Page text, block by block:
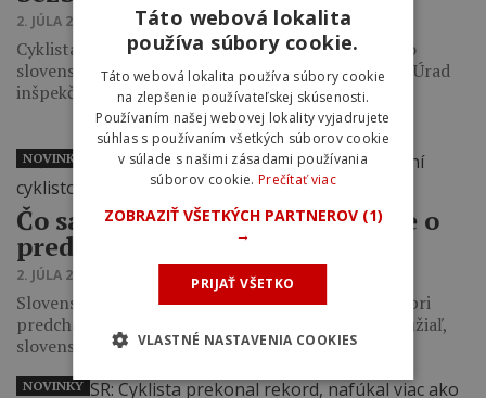
2. JÚLA 2020 17:49
Cyklista sa podelil o svoju nepríjemnú skúsenosť so
slovenskou políciou a o incidente už informoval aj Úrad
inšpekčnej služby ministerstva…
Čo sa píše v slovenskom zákone o
predchádzaní cyklistov?
2. JÚLA 2020 12:00
Slovenská polícia odporúča bezpečnú vzdialenosť pri
predchádzaní cyklistov minimálne 1,5 metra. Bohužiaľ,
slovenský zákon je v tomto ohľade veľmi vágny.
NOVINKY
NOVINKY
Táto webová lokalita
používa súbory cookie.
Táto webová lokalita používa súbory cookie
na zlepšenie používateľskej skúsenosti.
Používaním našej webovej lokality vyjadrujete
súhlas s používaním všetkých súborov cookie
v súlade s našimi zásadami používania
súborov cookie. Prečítať viac
ZOBRAZIŤ VŠETKÝCH PARTNEROV (1)
→
PRIJAŤ VŠETKO
VLASTNÉ NASTAVENIA COOKIES